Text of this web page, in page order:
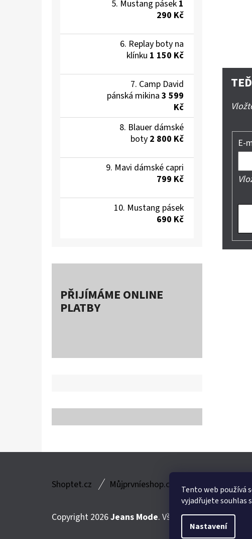
Tento web používá
vyjadřujete souhlas
Nastavení
Mustang pásek 1
290 Kč
Replay boty na
klínku 1 150 Kč
Camp David
pánská mikina 3 599
Kč
Blauer dámské
boty 2 800 Kč
Mavi dámské capri
799 Kč
Mustang pásek
690 Kč
PŘIJÍMÁME ONLINE
PLATBY
E-
Shoptet.cz
Můjprvníeshop.cz
Copyright 2026Jeans Mode. Všechna práva